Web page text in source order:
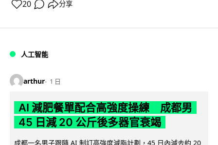
20 分享
人工智能
arthur 1 日
AI 減肥餐單配合高強度操練 成都男
45 日減 20 公斤後多器官衰竭
成都一名男子跟隨 AI 制訂高強度減脂計劃，45 日內減去約 20